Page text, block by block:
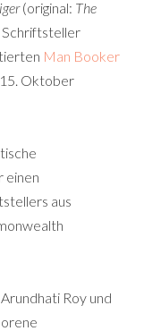
(original: The
Schriftsteller
Man Booker
Oktober
einen
aus
Roy und